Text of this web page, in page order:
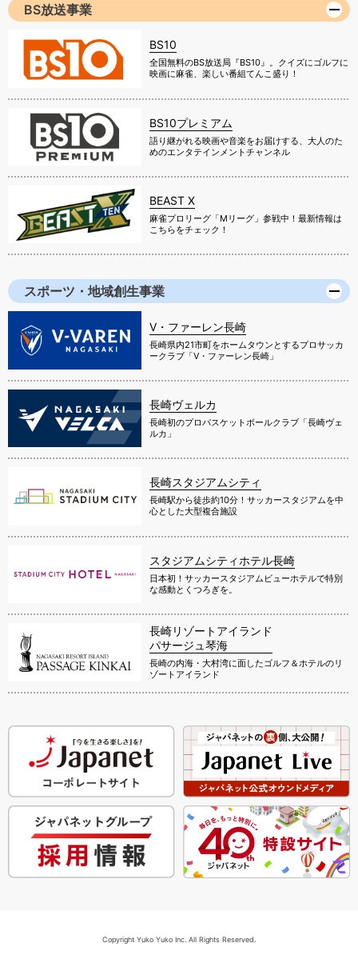
BS放送事業
BS10
全国無料のBS放送局『BS10』。クイズにゴルフに
映画に麻雀、楽しい番組てんこ盛り！
BS10プレミアム
語り継がれる映画や音楽をお届けする、大人のた
めのエンタテインメントチャンネル
BEAST X
麻雀プロリーグ「Mリーグ」参戦中！最新情報は
こちらをチェック！
スポーツ・地域創生事業
V・ファーレン長崎
長崎県内21市町をホームタウンとするプロサッカ
ークラブ「V・ファーレン長崎」
長崎ヴェルカ
長崎初のプロバスケットボールクラブ「長崎ヴェ
ルカ」
長崎スタジアムシティ
長崎駅から徒歩約10分！サッカースタジアムを中
心とした大型複合施設
スタジアムシティホテル長崎
日本初！サッカースタジアムビューホテルで特別
な感動とくつろぎを。
長崎リゾートアイランド
パサージュ琴海
長崎の内海・大村湾に面したゴルフ＆ホテルのリ
ゾートアイランド
Copyright Yuko Yuko Inc. All Rights Reserved.